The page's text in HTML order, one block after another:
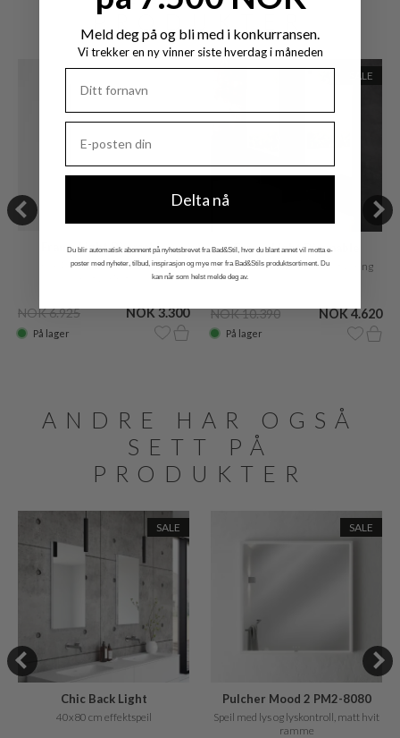
PRODUKTER
Frame Light Dimmable
60x40 cm LED-lysspeil med
NOK 6.925 NOK 3.300
På lager
SALE
Frame Light Dimmable
80x60 cm lysspeil med regulering
NOK 10.390 NOK 4.620
På lager
ANDRE HAR OGSÅ
SETT PÅ
PRODUKTER
SALE
Chic Back Light
40x80 cm effektspeil
SALE
Pulcher Mood 2 PM2-8080
Speil med lys og lyskontroll, matt hvit
ramme
Meld deg på og bli med i konkurransen.
Vi trekker en ny vinner siste hverdag i måneden
Delta nå
Du blir automatisk abonnent på nyhetsbrevet fra Bad&Stil, hvor du blant annet vil motta e-
poster med nyheter, tilbud, inspirasjon og mye mer fra Bad&Stils produktsortiment. Du
kan når som helst melde deg av.